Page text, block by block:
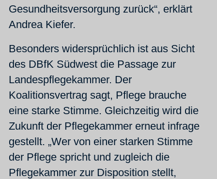
Gesundheitsversorgung zurück“, erklärt
Andrea Kiefer.
Besonders widersprüchlich ist aus Sicht
des DBfK Südwest die Passage zur
Landespflegekammer. Der
Koalitionsvertrag sagt, Pflege brauche
eine starke Stimme. Gleichzeitig wird die
Zukunft der Pflegekammer erneut infrage
gestellt. „Wer von einer starken Stimme
der Pflege spricht und zugleich die
Pflegekammer zur Disposition stellt,